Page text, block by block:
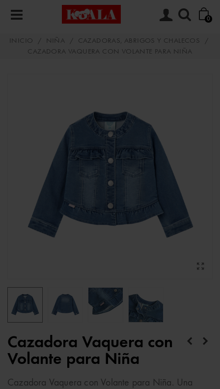
0
INICIO / NIÑA / CAZADORAS, ABRIGOS Y CHALECOS
/
CAZADORA VAQUERA CON VOLANTE PARA NIÑA
Cazadora Vaquera con
Volante para Niña
Cazadora Vaquera con Volante para Niña. Una